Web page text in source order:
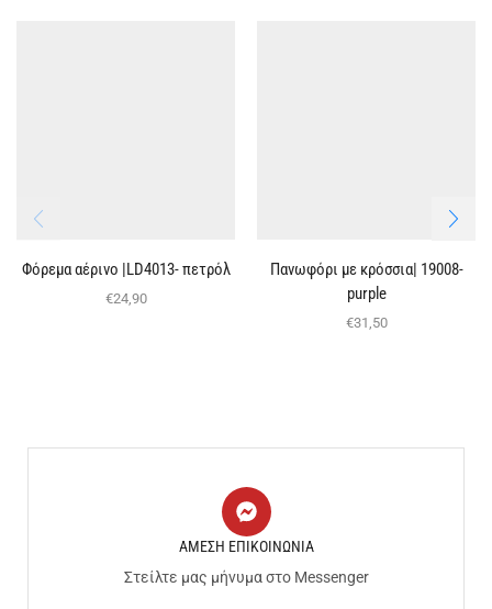
Φόρεμα αέρινο |LD4013- πετρόλ
€24,90
Πανωφόρι με κρόσσια| 19008-
purple
€31,50
ΑΜΕΣΗ ΕΠΙΚΟΙΝΩΝΙΑ
Στείλτε μας μήνυμα στο Messenger